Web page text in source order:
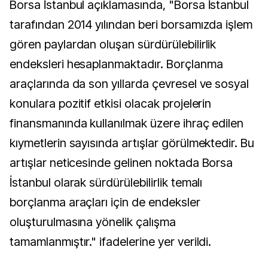
Borsa İstanbul açıklamasında, "Borsa İstanbul
tarafından 2014 yılından beri borsamızda işlem
gören paylardan oluşan sürdürülebilirlik
endeksleri hesaplanmaktadır. Borçlanma
araçlarında da son yıllarda çevresel ve sosyal
konulara pozitif etkisi olacak projelerin
finansmanında kullanılmak üzere ihraç edilen
kıymetlerin sayısında artışlar görülmektedir. Bu
artışlar neticesinde gelinen noktada Borsa
İstanbul olarak sürdürülebilirlik temalı
borçlanma araçları için de endeksler
oluşturulmasına yönelik çalışma
tamamlanmıştır." ifadelerine yer verildi.